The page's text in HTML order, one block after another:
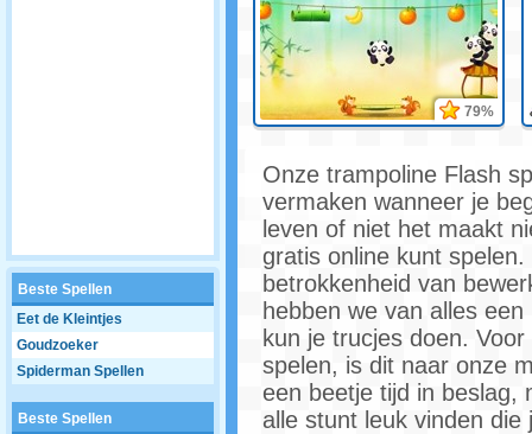
Beste Spellen
Eet de Kleintjes
Goudzoeker
Spiderman Spellen
Beste Spellen
79%
Onze trampoline Flash
vermaken wanneer je
leven of niet het maakt
gratis online kunt
betrokkenheid van
hebben we van alles
kun je trucjes doen.
spelen, is dit naar onze
een beetje tijd in beslag,
alle stunt leuk vinden